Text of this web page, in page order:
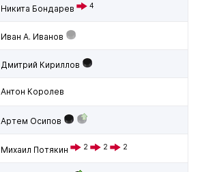
Никита Бондарев 4
Иван А. Иванов
Дмитрий Кириллов
Антон Королев
Артем Осипов
Михаил Потякин 2 2 2